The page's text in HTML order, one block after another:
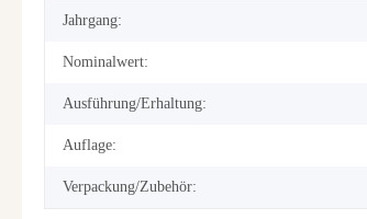
Jahrgang:
Nominalwert:
Ausführung/Erhaltung:
Auflage:
Verpackung/Zubehör: